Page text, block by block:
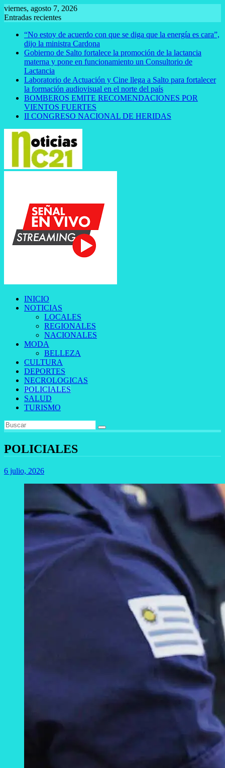
Saltar
al
viernes, agosto 7, 2026
Entradas recientes
“No estoy de acuerdo con que se diga que la energía es cara”,
dijo la ministra Cardona
Gobierno de Salto fortalece la promoción de la lactancia
materna y pone en funcionamiento un Consultorio de
Lactancia
Laboratorio de Actuación y Cine llega a Salto para fortalecer
la formación audiovisual en el norte del país
BOMBEROS EMITE RECOMENDACIONES POR
VIENTOS FUERTES
II CONGRESO NACIONAL DE HERIDAS
INICIO
NOTICIAS
LOCALES
REGIONALES
NACIONALES
MODA
BELLEZA
CULTURA
DEPORTES
NECROLOGICAS
POLICIALES
SALUD
TURISMO
POLICIALES
6 julio, 2026